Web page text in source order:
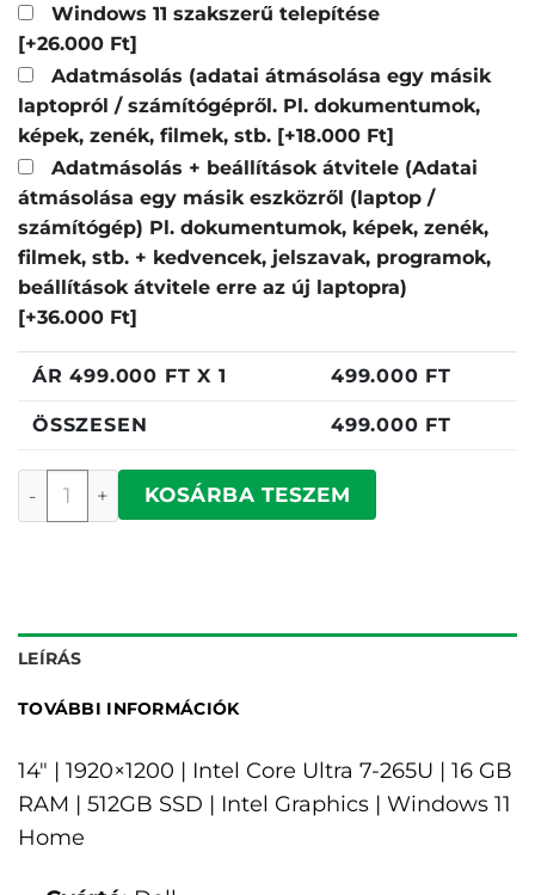
Windows 11 szakszerű telepítése
[+26.000 Ft]
Adatmásolás (adatai átmásolása egy másik
laptopról / számítógépről. Pl. dokumentumok,
képek, zenék, filmek, stb. [+18.000 Ft]
Adatmásolás + beállítások átvitele (Adatai
átmásolása egy másik eszközről (laptop /
számítógép) Pl. dokumentumok, képek, zenék,
filmek, stb. + kedvencek, jelszavak, programok,
beállítások átvitele erre az új laptopra)
[+36.000 Ft]
ÁR499.000 FT X 1 499.000 FT
ÖSSZESEN 499.000 FT
Dell Pro mennyiségKOSÁRBA TESZEM
LEÍRÁS
TOVÁBBI INFORMÁCIÓK
14" | 1920×1200 | Intel Core Ultra 7-265U | 16 GB
RAM | 512GB SSD | Intel Graphics | Windows 11
Home